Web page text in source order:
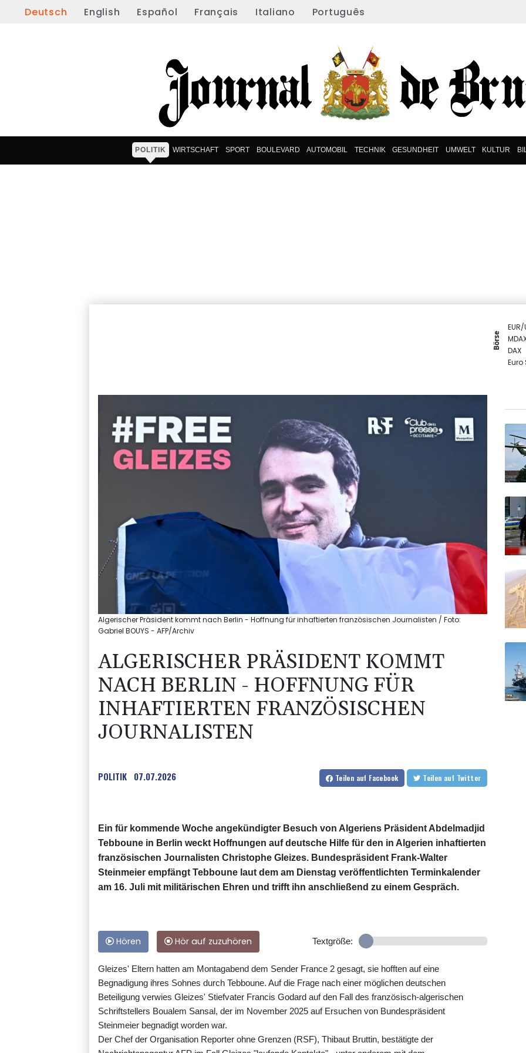
Deutsch English Español Français Italiano Português
POLITIK WIRTSCHAFT SPORT BOULEVARD AUTOMOBIL TECHNIK GESUNDHEIT UMWELT KULTUR
Börse
EUR/
DAX
Euro
Algerischer Präsident kommt nach Berlin - Hoffnung für inhaftierten französischen Journalisten / Foto:
Gabriel BOUYS - AFP/Archiv
ALGERISCHER PRÄSIDENT KOMMT
NACH BERLIN - HOFFNUNG FÜR
INHAFTIERTEN FRANZÖSISCHEN
JOURNALISTEN
POLITIK 07.07.2026 Teilen auf Facebook Teilen auf Twitter
Ein für kommende Woche angekündigter Besuch von Algeriens Präsident Abdelmadjid
Tebboune in Berlin weckt Hoffnungen auf deutsche Hilfe für den in Algerien inhaftierten
französischen Journalisten Christophe Gleizes. Bundespräsident Frank-Walter
Steinmeier empfängt Tebboune laut dem am Dienstag veröffentlichten Terminkalender
am 16. Juli mit militärischen Ehren und trifft ihn anschließend zu einem Gespräch.
Hören Hör auf zuzuhören Textgröße:
Gleizes' Eltern hatten am Montagabend dem Sender France 2 gesagt, sie hofften auf eine
Begnadigung ihres Sohnes durch Tebboune. Auf die Frage nach einer möglichen deutschen
Beteiligung verwies Gleizes' Stiefvater Francis Godard auf den Fall des französisch-algerischen
Schriftstellers Boualem Sansal, der im November 2025 auf Ersuchen von Bundespräsident
Steinmeier begnadigt worden war.
Der Chef der Organisation Reporter ohne Grenzen (RSF), Thibaut Bruttin, bestätigte der